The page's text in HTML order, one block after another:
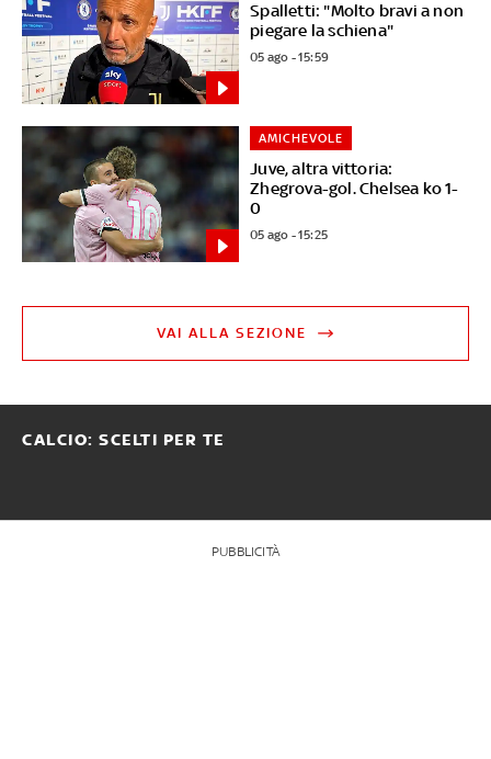
Spalletti: "Molto bravi a non
piegare la schiena"
05 ago - 15:59
Juve, altra vittoria:
Zhegrova-gol. Chelsea ko 1-
0
AMICHEVOLE
05 ago - 15:25
VAI ALLA SEZIONE
CALCIO: SCELTI PER TE
PUBBLICITÀ